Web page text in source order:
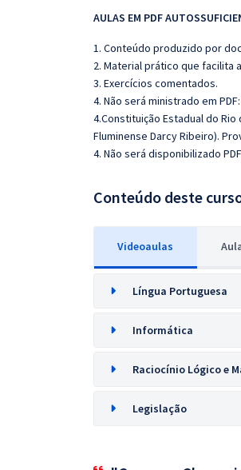
AULAS EM PDF
1. Conteúdo produzido por
2. Material prático que facilita
3. Exercícios comentados.
4. Não será ministrado em
4.Constituição Estadual do
Fluminense Darcy Ribeiro).
4. Não será disponibilizado
Conteúdo deste
Videoaulas
Língua Portuguesa
Informática
Raciocínio Lógico e
Legislação